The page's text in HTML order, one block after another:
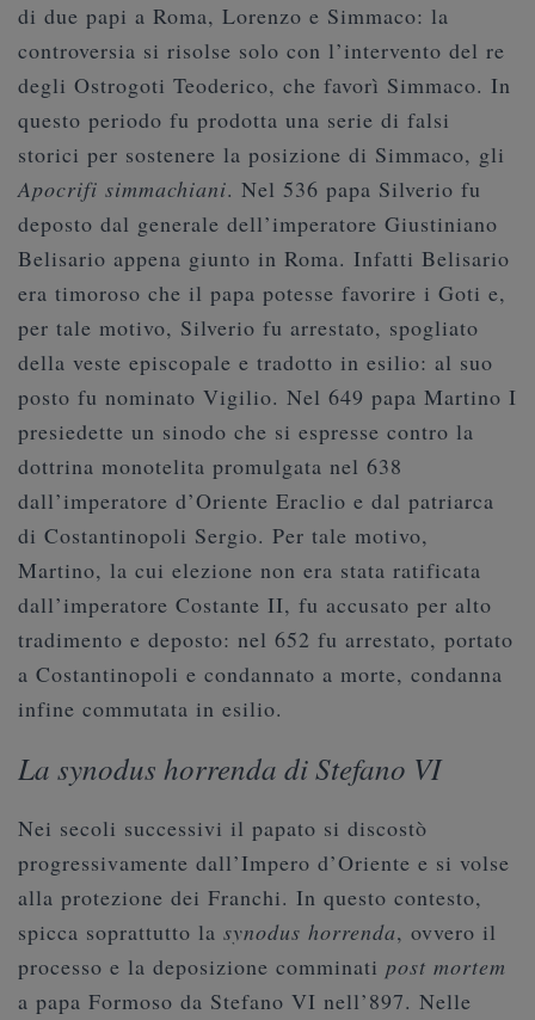
di due papi a Roma, Lorenzo e Simmaco: la
controversia si risolse solo con l’intervento del re
degli Ostrogoti Teoderico, che favorì Simmaco. In
questo periodo fu prodotta una serie di falsi
storici per sostenere la posizione di Simmaco, gli
Apocrifi simmachiani. Nel 536 papa Silverio fu
deposto dal generale dell’imperatore Giustiniano
Belisario appena giunto in Roma. Infatti Belisario
era timoroso che il papa potesse favorire i Goti e,
per tale motivo, Silverio fu arrestato, spogliato
della veste episcopale e tradotto in esilio: al suo
posto fu nominato Vigilio. Nel 649 papa Martino I
presiedette un sinodo che si espresse contro la
dottrina monotelita promulgata nel 638
dall’imperatore d’Oriente Eraclio e dal patriarca
di Costantinopoli Sergio. Per tale motivo,
Martino, la cui elezione non era stata ratificata
dall’imperatore Costante II, fu accusato per alto
tradimento e deposto: nel 652 fu arrestato, portato
a Costantinopoli e condannato a morte, condanna
infine commutata in esilio.
La synodus horrenda di Stefano VI
Nei secoli successivi il papato si discostò
progressivamente dall’Impero d’Oriente e si volse
alla protezione dei Franchi. In questo contesto,
spicca soprattutto la synodus horrenda, ovvero il
processo e la deposizione comminati post mortem
a papa Formoso da Stefano VI nell’897. Nelle